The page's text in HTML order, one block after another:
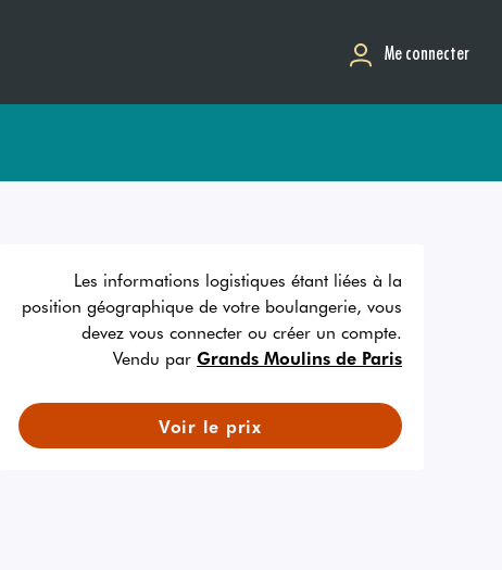
Me connecter
Les informations logistiques étant liées à la
position géographique de votre boulangerie, vous
devez vous connecter ou créer un compte.
Vendu par Grands Moulins de Paris
Voir le prix